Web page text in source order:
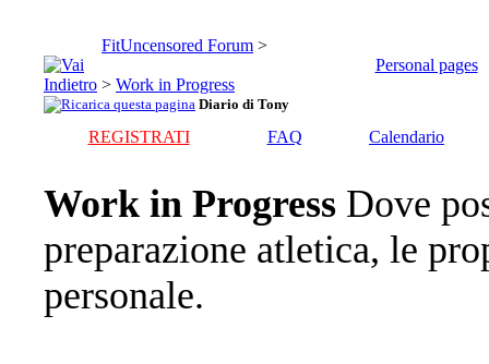
FitUncensored Forum >
Personal pages
> Work in Progress
Diario di Tony
REGISTRATI FAQ Calendario
Work in Progress Dove
preparazione atletica, le
personale.